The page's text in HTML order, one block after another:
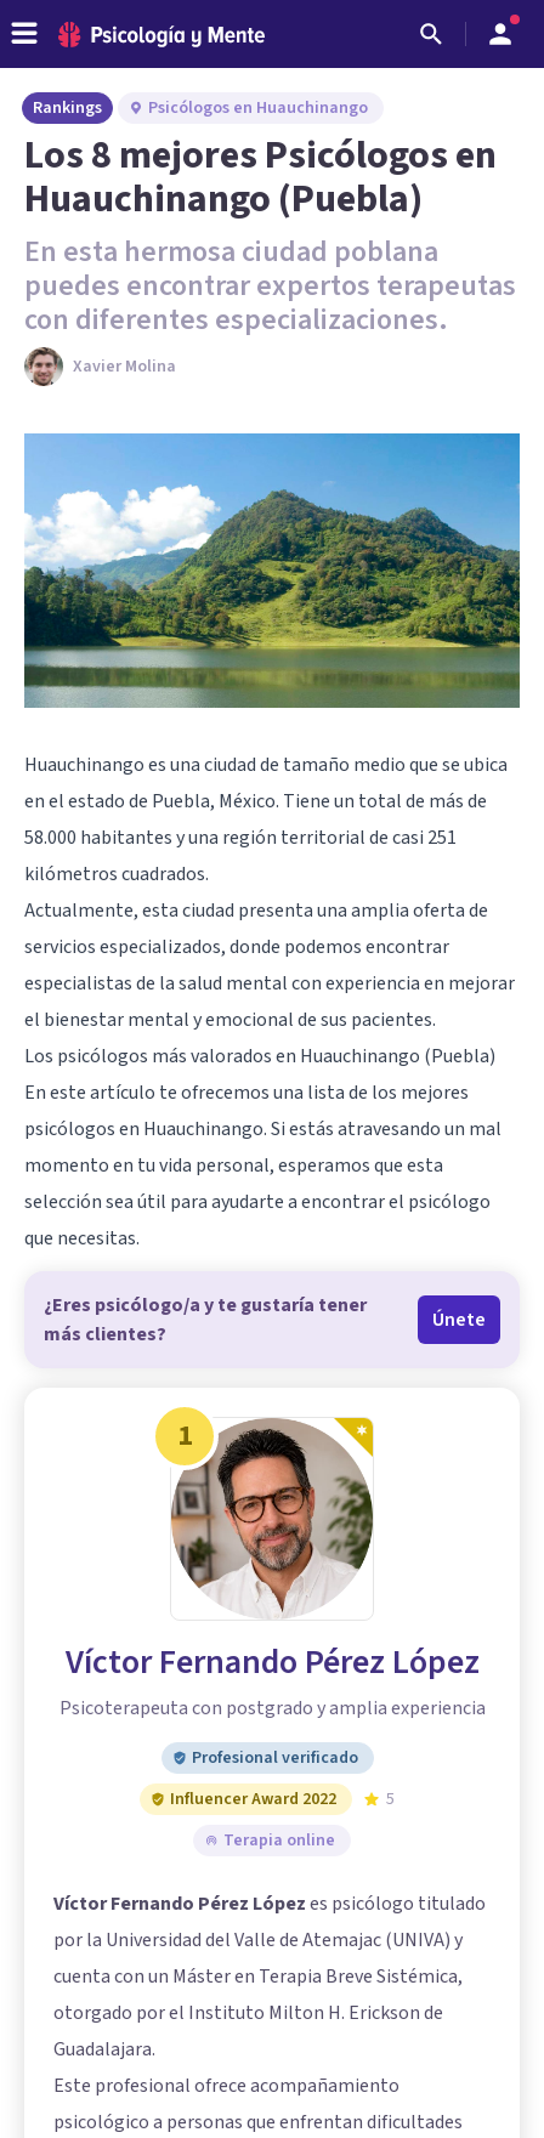
Rankings Psicólogos en Huauchinango
Los 8 mejores Psicólogos en
Huauchinango (Puebla)
En esta hermosa ciudad poblana
puedes encontrar expertos terapeutas
con diferentes especializaciones.
Xavier Molina
Huauchinango es una ciudad de tamaño medio que se ubica
en el estado de Puebla, México. Tiene un total de más de
58.000 habitantes y una región territorial de casi 251
kilómetros cuadrados.
Actualmente, esta ciudad presenta una amplia oferta de
servicios especializados, donde podemos encontrar
especialistas de la salud mental con experiencia en mejorar
el bienestar mental y emocional de sus pacientes.
Los psicólogos más valorados en Huauchinango (Puebla)
En este artículo te ofrecemos una lista de los mejores
psicólogos en Huauchinango. Si estás atravesando un mal
momento en tu vida personal, esperamos que esta
selección sea útil para ayudarte a encontrar el psicólogo
que necesitas.
¿Eres psicólogo/a y te gustaría tener
más clientes?
Únete
1
Víctor Fernando Pérez López
Psicoterapeuta con postgrado y amplia experiencia
Profesional verificado
Influencer Award 2022
5
Terapia online
Víctor Fernando Pérez Lópezes psicólogo titulado
por la Universidad del Valle de Atemajac (UNIVA) y
cuenta con un Máster en Terapia Breve Sistémica,
otorgado por el Instituto Milton H. Erickson de
Guadalajara.
Este profesional ofrece acompañamiento
psicológico a personas que enfrentan dificultades